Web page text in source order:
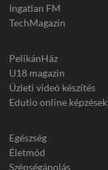
Ingatlan FM
TechMagazin
PelikánHáz
U18 magazin
Üzleti videó készítés
Edutio online képzések
Egészség
Életmód
Szépségápolás